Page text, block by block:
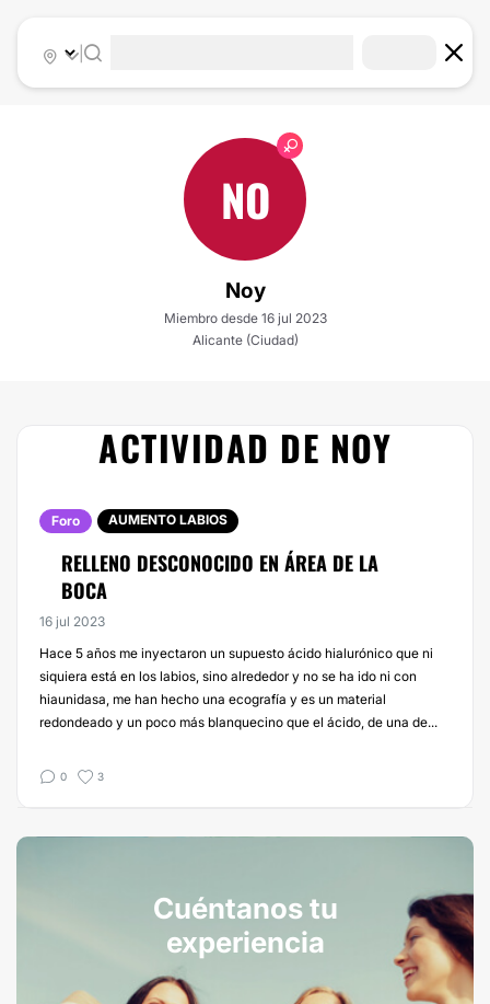
|
NO
Noy
Miembro desde 16 jul 2023
Alicante (Ciudad)
ACTIVIDAD DE NOY
Foro AUMENTO LABIOS
RELLENO DESCONOCIDO EN ÁREA DE LA
BOCA
16 jul 2023
Hace 5 años me inyectaron un supuesto ácido hialurónico que ni
siquiera está en los labios, sino alrededor y no se ha ido ni con
hiaunidasa, me han hecho una ecografía y es un material
redondeado y un poco más blanquecino que el ácido, de una de...
0 3
Cuéntanos tu
experiencia